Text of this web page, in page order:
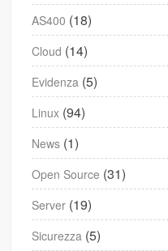
AS400 (18)
Cloud (14)
Evidenza (5)
Linux (94)
News (1)
Open Source (31)
Server (19)
Sicurezza (5)